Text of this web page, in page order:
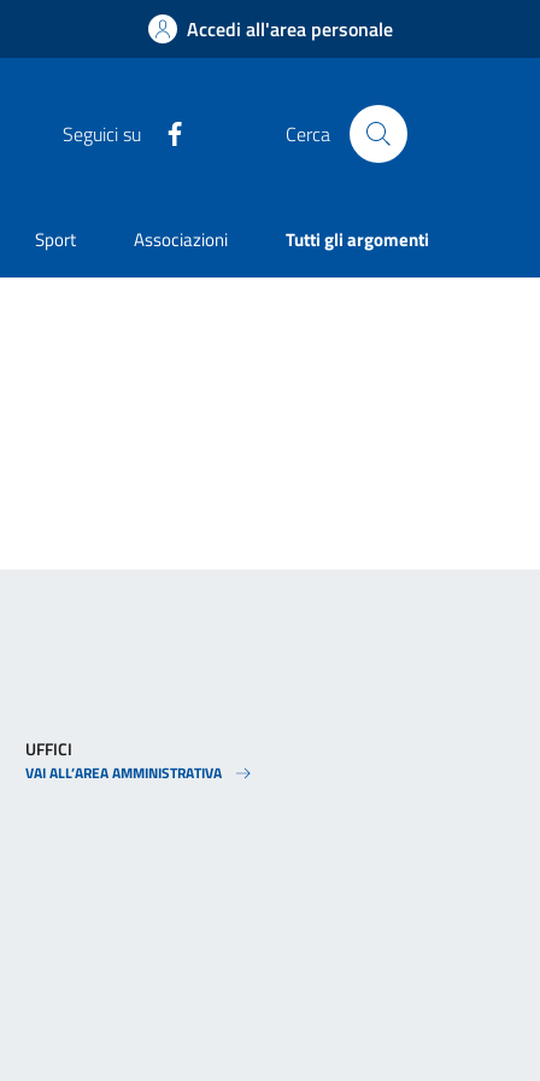
Accedi all'area personale
Seguici su Cerca
Sport Associazioni Tutti gli argomenti
UFFICI
VAI ALL’AREA AMMINISTRATIVA